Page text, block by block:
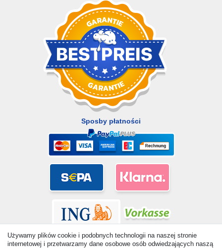
Sposby płatności
Używamy plików cookie i podobnych technologii na naszej stronie
internetowej i przetwarzamy dane osobowe osób odwiedzających naszą